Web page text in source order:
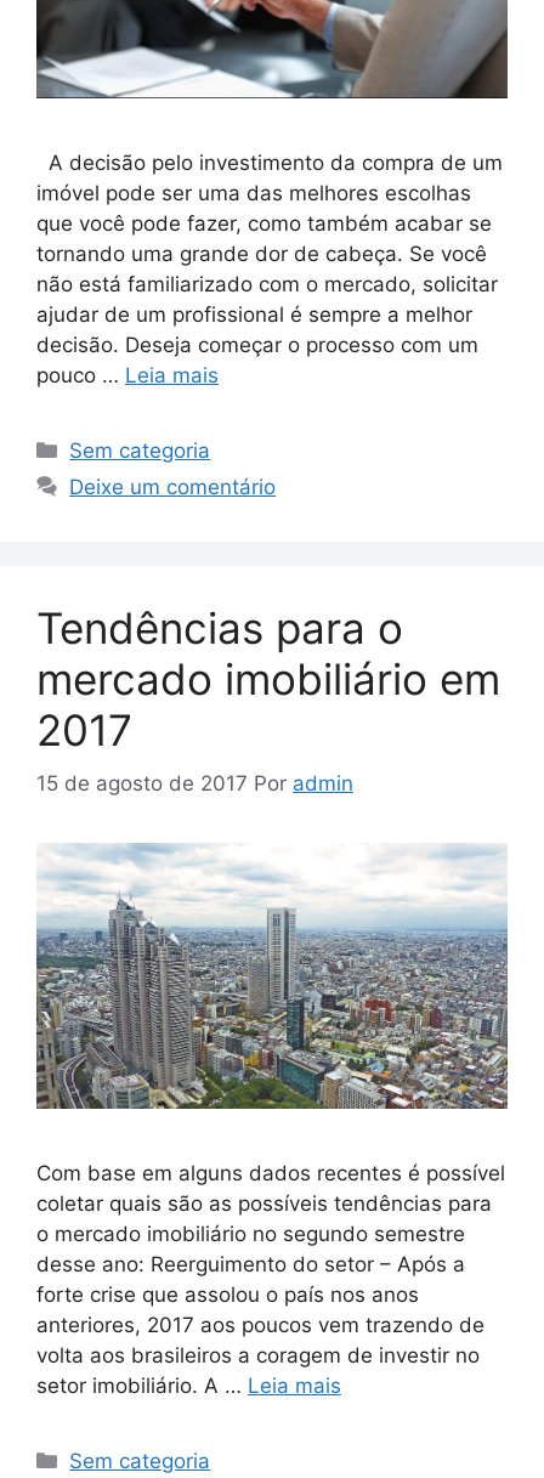
A decisão pelo investimento da compra de um
imóvel pode ser uma das melhores escolhas
que você pode fazer, como também acabar se
tornando uma grande dor de cabeça. Se você
não está familiarizado com o mercado, solicitar
ajudar de um profissional é sempre a melhor
decisão. Deseja começar o processo com um
pouco … Leia mais
Sem categoria
Deixe um comentário
Tendências para o
mercado imobiliário em
2017
15 de agosto de 2017 Por admin
Com base em alguns dados recentes é possível
coletar quais são as possíveis tendências para
o mercado imobiliário no segundo semestre
desse ano: Reerguimento do setor – Após a
forte crise que assolou o país nos anos
anteriores, 2017 aos poucos vem trazendo de
volta aos brasileiros a coragem de investir no
setor imobiliário. A … Leia mais
Sem categoria